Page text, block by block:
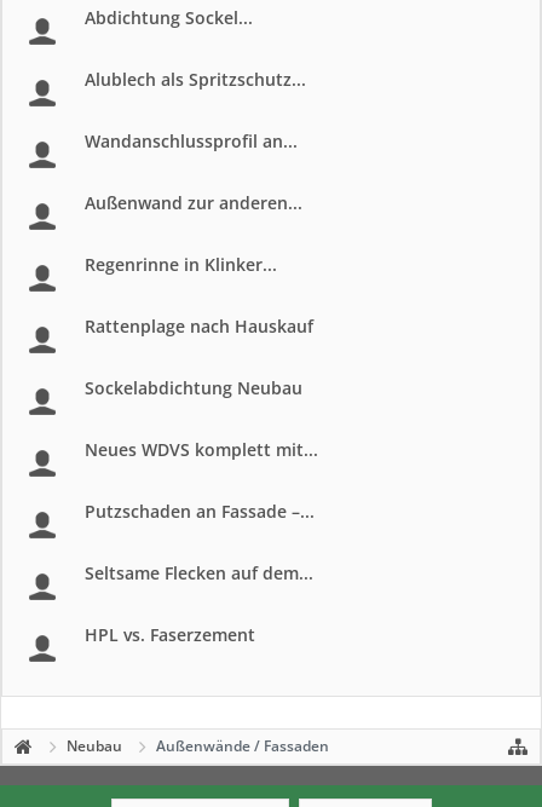
Abdichtung Sockel...
Alublech als Spritzschutz...
Wandanschlussprofil an...
Außenwand zur anderen...
Regenrinne in Klinker...
Rattenplage nach Hauskauf
Sockelabdichtung Neubau
Neues WDVS komplett mit...
Putzschaden an Fassade –...
Seltsame Flecken auf dem...
HPL vs. Faserzement
Neubau Außenwände / Fassaden